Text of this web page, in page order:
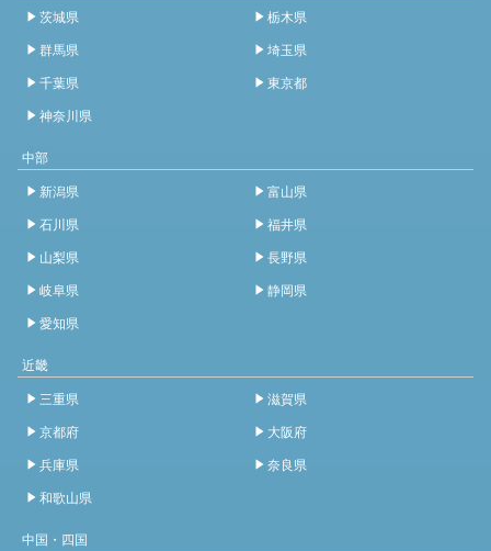
茨城県
栃木県
群馬県
埼玉県
千葉県
東京都
神奈川県
中部
新潟県
富山県
石川県
福井県
山梨県
長野県
岐阜県
静岡県
愛知県
近畿
三重県
滋賀県
京都府
大阪府
兵庫県
奈良県
和歌山県
中国・四国